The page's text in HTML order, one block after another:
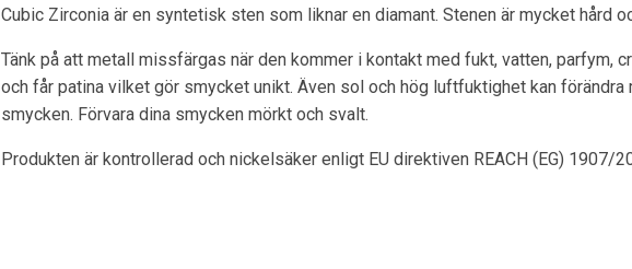
Cubic Zirconia är en syntetisk sten som liknar en diamant. Stenen är mycket hård
Tänk på att metall missfärgas när den kommer i kontakt med fukt, vatten, parfym,
och får patina vilket gör smycket unikt. Även sol och hög luftfuktighet kan
smycken. Förvara dina smycken mörkt och svalt.
Produkten är kontrollerad och nickelsäker enligt EU direktiven REACH (EG) 1907/